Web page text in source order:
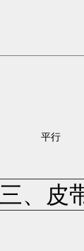
平行
三、皮